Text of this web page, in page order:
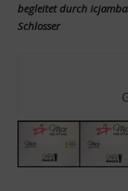
begleitet durch
Schlosser